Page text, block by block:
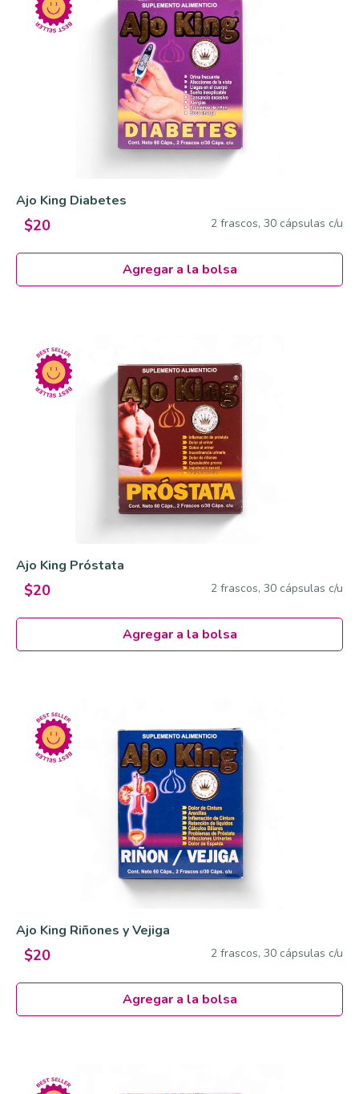
Ajo King Diabetes
$20 2 frascos, 30 cápsulas c/u
Agregar a la bolsa
Ajo King Próstata
$20 2 frascos, 30 cápsulas c/u
Agregar a la bolsa
Ajo King Riñones y Vejiga
$20 2 frascos, 30 cápsulas c/u
Agregar a la bolsa